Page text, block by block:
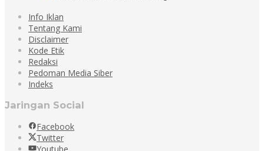
Info Iklan
Tentang Kami
Disclaimer
Kode Etik
Redaksi
Pedoman Media Siber
Indeks
Jaringan Social
Facebook
Twitter